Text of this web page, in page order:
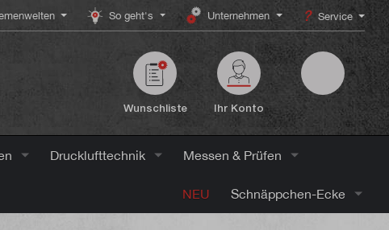
So geht's Unternehmen Service
Wunschliste Ihr Konto
Drucklufttechnik Messen & Prüfen
NEU Schnäppchen-Ecke